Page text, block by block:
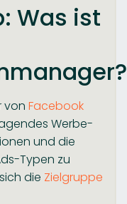
Was ist
von Facebook
Werbe-
und die
Typen zu
die Zielgruppe